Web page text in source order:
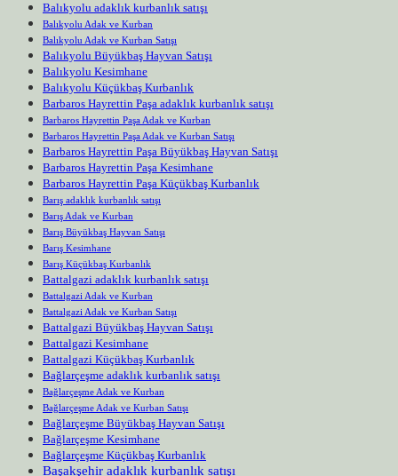
Balıkyolu adaklık kurbanlık satışı
Balıkyolu Adak ve Kurban
Balıkyolu Adak ve Kurban Satışı
Balıkyolu Büyükbaş Hayvan Satışı
Balıkyolu Kesimhane
Balıkyolu Küçükbaş Kurbanlık
Barbaros Hayrettin Paşa adaklık kurbanlık satışı
Barbaros Hayrettin Paşa Adak ve Kurban
Barbaros Hayrettin Paşa Adak ve Kurban Satışı
Barbaros Hayrettin Paşa Büyükbaş Hayvan Satışı
Barbaros Hayrettin Paşa Kesimhane
Barbaros Hayrettin Paşa Küçükbaş Kurbanlık
Barış adaklık kurbanlık satışı
Barış Adak ve Kurban
Barış Büyükbaş Hayvan Satışı
Barış Kesimhane
Barış Küçükbaş Kurbanlık
Battalgazi adaklık kurbanlık satışı
Battalgazi Adak ve Kurban
Battalgazi Adak ve Kurban Satışı
Battalgazi Büyükbaş Hayvan Satışı
Battalgazi Kesimhane
Battalgazi Küçükbaş Kurbanlık
Bağlarçeşme adaklık kurbanlık satışı
Bağlarçeşme Adak ve Kurban
Bağlarçeşme Adak ve Kurban Satışı
Bağlarçeşme Büyükbaş Hayvan Satışı
Bağlarçeşme Kesimhane
Bağlarçeşme Küçükbaş Kurbanlık
Başakşehir adaklık kurbanlık satışı